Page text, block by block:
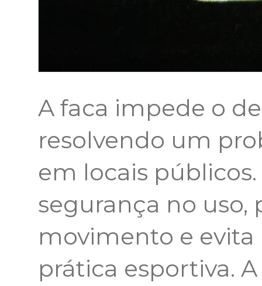
A faca impede o
resolvendo um
em locais
segurança no
movimento e
prática esportiva.